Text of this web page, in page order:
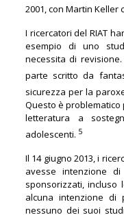
2001, con Martin Keller
I ricercatori del RIAT
esempio di uno
necessita di
parte scritto da
sicurezza per la
Questo è problematico
letteratura a
adolescenti. 5
Il 14 giugno 2013, i
avesse intenzione
sponsorizzati, incluso
alcuna intenzione di
nessuno dei suoi